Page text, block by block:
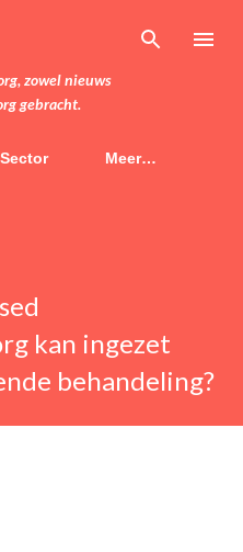
zowel nieuws
gebracht.
Meer…
kan ingezet
behandeling?